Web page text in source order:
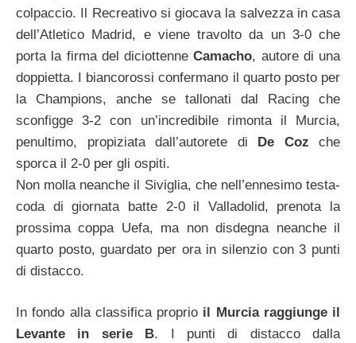
colpaccio. Il Recreativo si giocava la salvezza in casa
dell’Atletico Madrid, e viene travolto da un 3-0 che
porta la firma del diciottenneCamacho, autore di una
doppietta. I biancorossi confermano il quarto posto per
la Champions, anche se tallonati dal Racing che
sconfigge 3-2 con un’incredibile rimonta il Murcia,
penultimo, propiziata dall’autorete di De Coz che
sporca il 2-0 per gli ospiti.
Non molla neanche il Siviglia, che nell’ennesimo testa-
coda di giornata batte 2-0 il Valladolid, prenota la
prossima coppa Uefa, ma non disdegna neanche il
quarto posto, guardato per ora in silenzio con 3 punti
di distacco.
In fondo alla classifica proprio il Murcia raggiunge il
Levante in serie B. I punti di distacco dalla